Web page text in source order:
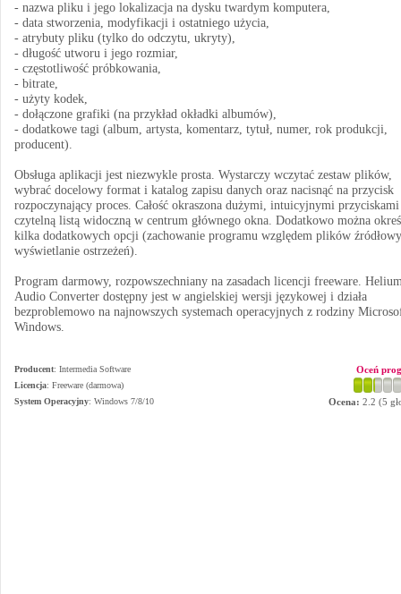
- nazwa pliku i jego lokalizacja na dysku twardym komputera,
- data stworzenia, modyfikacji i ostatniego użycia,
- atrybuty pliku (tylko do odczytu, ukryty),
- długość utworu i jego rozmiar,
- częstotliwość próbkowania,
- bitrate,
- użyty kodek,
- dołączone grafiki (na przykład okładki albumów),
- dodatkowe tagi (album, artysta, komentarz, tytuł, numer, rok produkcji,
producent).
Obsługa aplikacji jest niezwykle prosta. Wystarczy wczytać zestaw plików,
wybrać docelowy format i katalog zapisu danych oraz nacisnąć na przycisk
rozpoczynający proces. Całość okraszona dużymi, intuicyjnymi
czytelną listą widoczną w centrum głównego okna. Dodatkowo można
kilka dodatkowych opcji (zachowanie programu względem plików
wyświetlanie ostrzeżeń).
Program darmowy, rozpowszechniany na zasadach licencji freeware.
Audio Converter dostępny jest w angielskiej wersji językowej i działa
bezproblemowo na najnowszych systemach operacyjnych z rodziny
Windows.
Producent: Intermedia Software
Licencja: Freeware (darmowa)
System Operacyjny: Windows 7/8/10
Oceń
Ocena: 2.2 (5